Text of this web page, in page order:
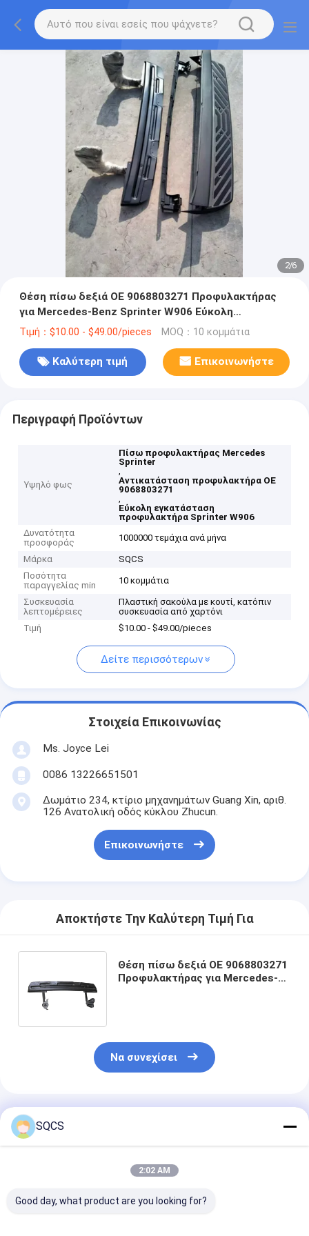
2/6
Θέση πίσω δεξιά OE 9068803271 Προφυλακτήρας
για Mercedes-Benz Sprinter W906 Εύκολη
εγκατάσταση
Τιμή：$10.00 - $49.00/pieces MOQ：10 κομμάτια
Καλύτερη τιμή Επικοινωνήστε
Περιγραφή Προϊόντων
Υψηλό φως
Πίσω προφυλακτήρας Mercedes
Sprinter
,
Αντικατάσταση προφυλακτήρα OE
9068803271
,
Εύκολη εγκατάσταση
προφυλακτήρα Sprinter W906
Δυνατότητα
προσφοράς
1000000 τεμάχια ανά μήνα
Μάρκα
SQCS
Ποσότητα
παραγγελίας min
10 κομμάτια
Συσκευασία
λεπτομέρειες
Πλαστική σακούλα με κουτί, κατόπιν
συσκευασία από χαρτόνι
Τιμή
$10.00 - $49.00/pieces
Δείτε περισσότερων
Στοιχεία Επικοινωνίας
Ms. Joyce Lei
0086 13226651501
Δωμάτιο 234, κτίριο μηχανημάτων Guang Xin, αριθ.
126 Ανατολική οδός κύκλου Zhucun.
Επικοινωνήστε
Αποκτήστε Την Καλύτερη Τιμή Για
Θέση πίσω δεξιά OE 9068803271
Προφυλακτήρας για Mercedes-
Να συνεχίσει
Συνιστώμενα Προϊόντα
SQCS
2:02 AM
Good day, what product are you looking for?